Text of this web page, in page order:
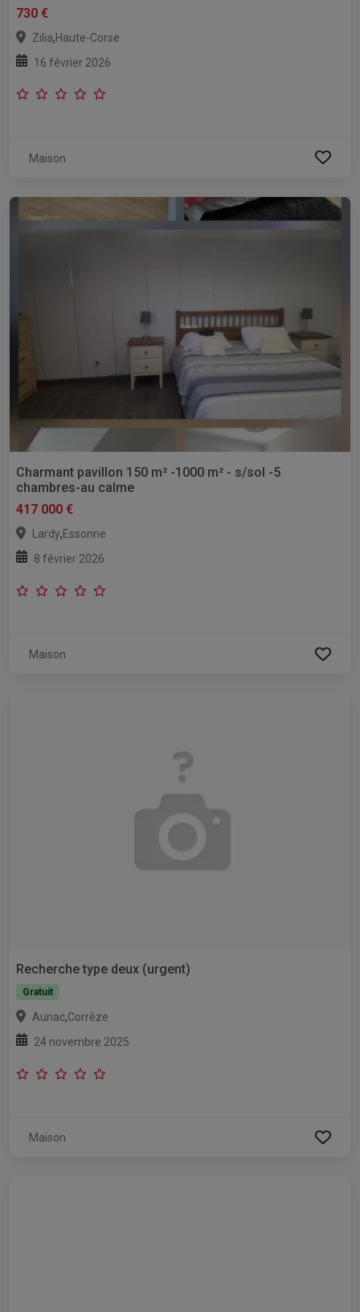
730 €
Zilia,Haute-Corse
16 février 2026
Maison
Charmant pavillon 150 m² -1000 m² - s/sol -5
chambres-au calme
417 000 €
Lardy,Essonne
8 février 2026
Maison
Recherche type deux (urgent)
Gratuit
Auriac,Corrèze
24 novembre 2025
Maison